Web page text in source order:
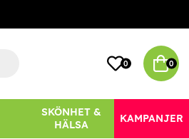
0 0
SKÖNHET &
HÄLSA
KAMPANJER